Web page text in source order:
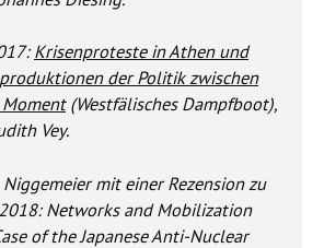
Krisenproteste in Athen und
der Politik zwischen
(Westfälisches Dampfboot),
Vey.
mit einer Rezension zu
Networks and Mobilization
of the Japanese Anti-Nuclear